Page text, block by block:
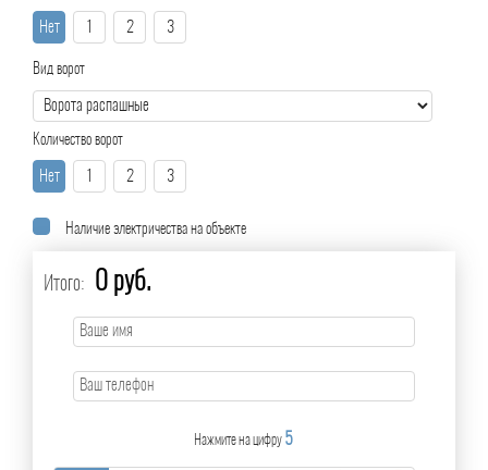
Нет 1 2 3
Вид ворот
Количество ворот
Нет 1 2 3
Наличие электричества на объекте
Итого: 0 руб.
Нажмите на цифру 5